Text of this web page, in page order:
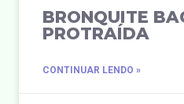
BRONQUITE
PROTRAÍDA
CONTINUAR LENDO »